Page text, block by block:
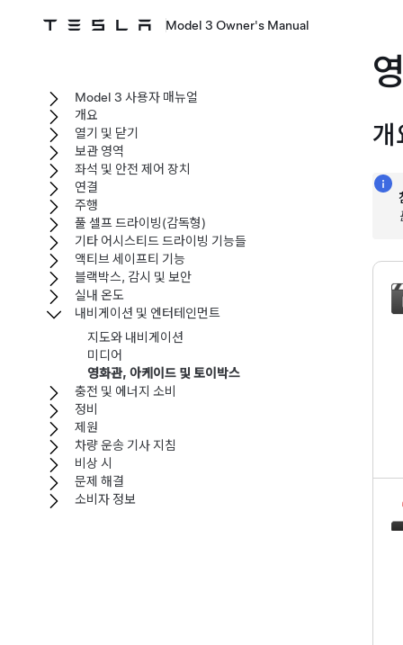
Model 3 Owner's Manual
개
Model 3 사용자 매뉴얼
개요
열기 및 닫기
보관 영역
좌석 및 안전 제어 장치
연결
주행
풀 셀프 드라이빙(감독형)
기타 어시스티드 드라이빙 기능들
액티브 세이프티 기능
블랙박스, 감시 및 보안
실내 온도
내비게이션 및 엔터테인먼트
지도와 내비게이션
미디어
영화관, 아케이드 및 토이박스
충전 및 에너지 소비
정비
제원
차량 운송 기사 지침
비상 시
문제 해결
소비자 정보